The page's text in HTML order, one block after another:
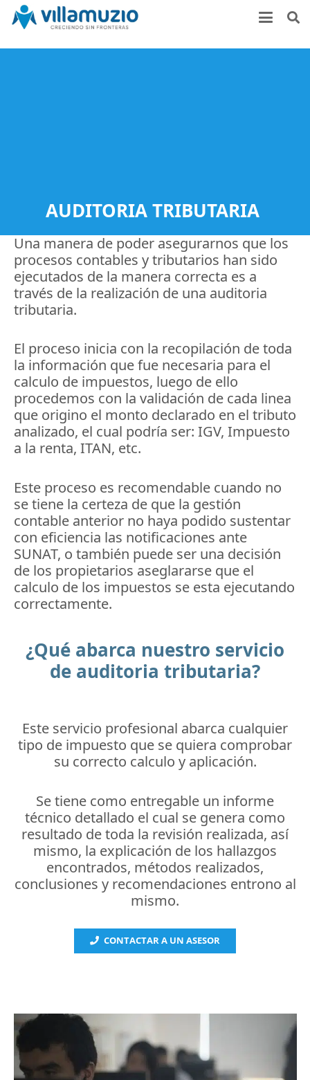
AUDITORIA TRIBUTARIA
Una manera de poder asegurarnos que los
procesos contables y tributarios han sido
ejecutados de la manera correcta es a
través de la realización de una auditoria
tributaria.
El proceso inicia con la recopilación de toda
la información que fue necesaria para el
calculo de impuestos, luego de ello
procedemos con la validación de cada linea
que origino el monto declarado en el tributo
analizado, el cual podría ser: IGV, Impuesto
a la renta, ITAN, etc.
Este proceso es recomendable cuando no
se tiene la certeza de que la gestión
contable anterior no haya podido sustentar
con eficiencia las notificaciones ante
SUNAT, o también puede ser una decisión
de los propietarios aseglararse que el
calculo de los impuestos se esta ejecutando
correctamente.
¿Qué abarca nuestro servicio
de auditoria tributaria?
Este servicio profesional abarca cualquier
tipo de impuesto que se quiera comprobar
su correcto calculo y aplicación.
Se tiene como entregable un informe
técnico detallado el cual se genera como
resultado de toda la revisión realizada, así
mismo, la explicación de los hallazgos
encontrados, métodos realizados,
conclusiones y recomendaciones entrono al
mismo.
CONTACTAR A UN ASESOR